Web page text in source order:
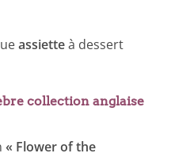
assietteà dessert
collection anglaise
« Flower of the